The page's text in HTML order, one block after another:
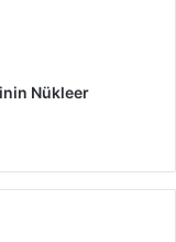
Nükleer